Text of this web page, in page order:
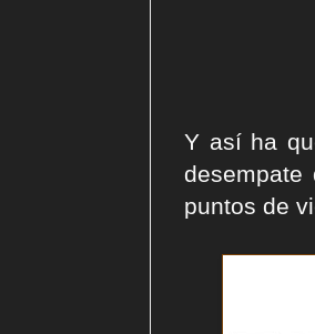
Y así ha
puntos de